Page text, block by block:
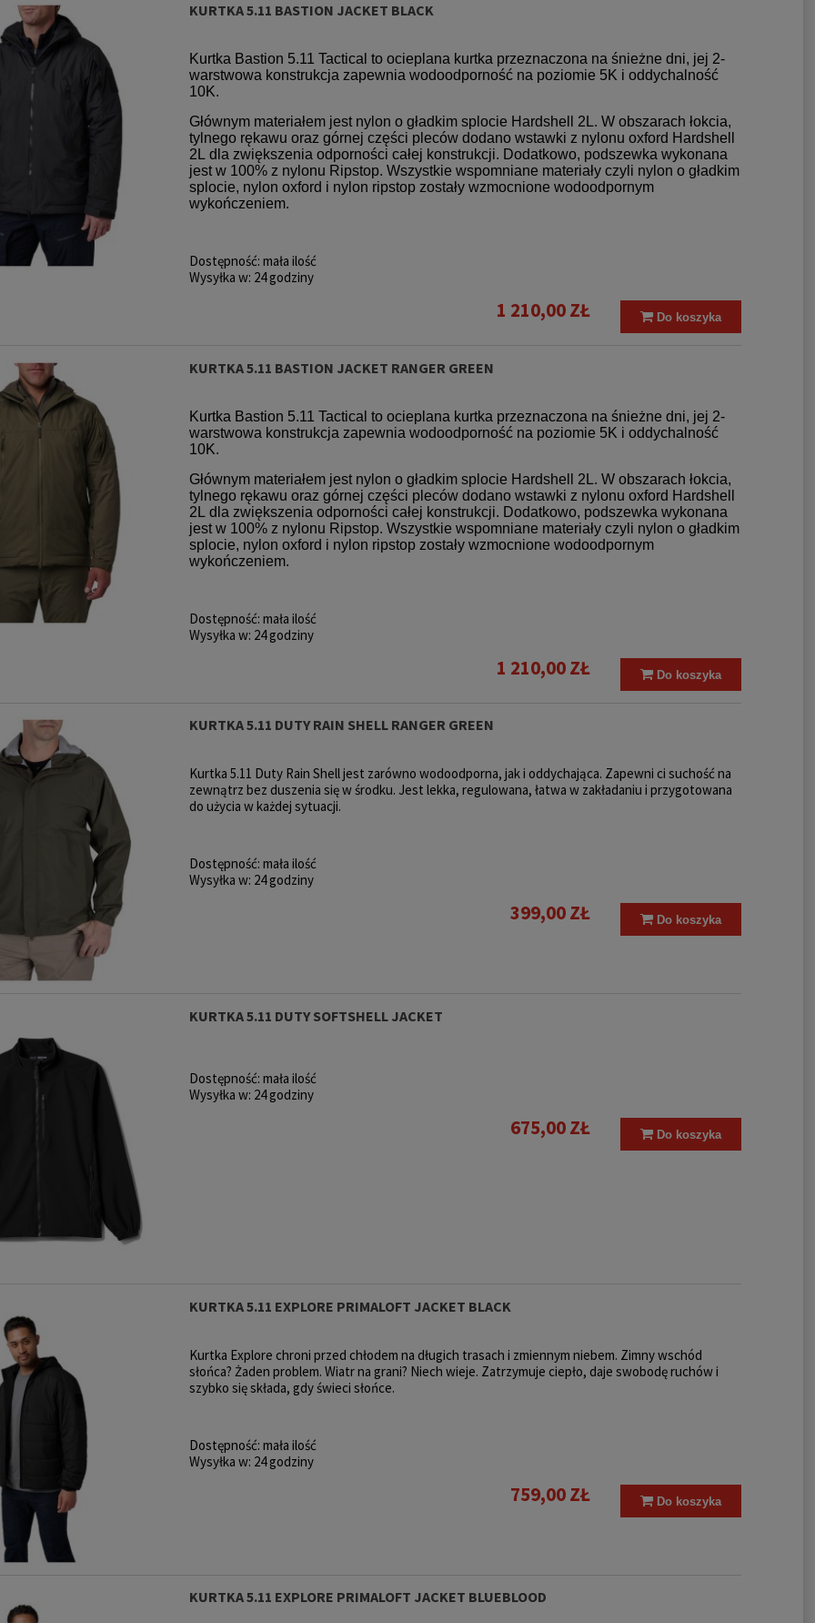
559,00 zł
329,00 zł
99,00 zł
Najniższa cena:275,00 zł
239,00 zł
Najniższa cena:375,00 zł
259,00 zł
Najniższa cena:413,00 zł
KURTKA 5.11 BASTION JACKET BLACK
Kurtka Bastion 5.11 Tactical to ocieplana kurtka przeznaczona na śnieżne dni, jej 2-
warstwowa konstrukcja zapewnia wodoodporność na poziomie 5K i oddychalność
10K.
Głównym materiałem jest nylon o gładkim splocie Hardshell 2L. W obszarach łokcia,
tylnego rękawu oraz górnej części pleców dodano wstawki z nylonu oxford Hardshell
2L dla zwiększenia odporności całej konstrukcji. Dodatkowo, podszewka wykonana
jest w 100% z nylonu Ripstop. Wszystkie wspomniane materiały czyli nylon o gładkim
splocie, nylon oxford i nylon ripstop zostały wzmocnione wodoodpornym
wykończeniem.
Dostępność: mała ilość
Wysyłka w: 24 godziny
1 210,00 ZŁ Do koszyka
KURTKA 5.11 BASTION JACKET RANGER GREEN
Kurtka Bastion 5.11 Tactical to ocieplana kurtka przeznaczona na śnieżne dni, jej 2-
warstwowa konstrukcja zapewnia wodoodporność na poziomie 5K i oddychalność
10K.
Głównym materiałem jest nylon o gładkim splocie Hardshell 2L. W obszarach łokcia,
tylnego rękawu oraz górnej części pleców dodano wstawki z nylonu oxford Hardshell
2L dla zwiększenia odporności całej konstrukcji. Dodatkowo, podszewka wykonana
jest w 100% z nylonu Ripstop. Wszystkie wspomniane materiały czyli nylon o gładkim
splocie, nylon oxford i nylon ripstop zostały wzmocnione wodoodpornym
wykończeniem.
Dostępność: mała ilość
Wysyłka w: 24 godziny
1 210,00 ZŁ Do koszyka
KURTKA 5.11 DUTY RAIN SHELL RANGER GREEN
Kurtka 5.11 Duty Rain Shell jest zarówno wodoodporna, jak i oddychająca. Zapewni ci suchość na
zewnątrz bez duszenia się w środku. Jest lekka, regulowana, łatwa w zakładaniu i przygotowana
do użycia w każdej sytuacji.
Dostępność: mała ilość
Wysyłka w: 24 godziny
399,00 ZŁ Do koszyka
KURTKA 5.11 DUTY SOFTSHELL JACKET
Dostępność: mała ilość
Wysyłka w: 24 godziny
675,00 ZŁ Do koszyka
KURTKA 5.11 EXPLORE PRIMALOFT JACKET BLACK
Kurtka Explore chroni przed chłodem na długich trasach i zmiennym niebem. Zimny wschód
słońca? Żaden problem. Wiatr na grani? Niech wieje. Zatrzymuje ciepło, daje swobodę ruchów i
szybko się składa, gdy świeci słońce.
Dostępność: mała ilość
Wysyłka w: 24 godziny
759,00 ZŁ Do koszyka
KURTKA 5.11 EXPLORE PRIMALOFT JACKET BLUEBLOOD